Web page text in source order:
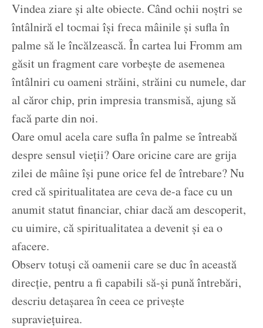
Vindea ziare și alte obiecte. Când ochii noștri se
întâlniră el tocmai își freca mâinile și sufla în
palme să le încălzească. În cartea lui Fromm am
găsit un fragment care vorbește de asemenea
întâlniri cu oameni străini, străini cu numele, dar
al căror chip, prin impresia transmisă, ajung să
facă parte din noi.
Oare omul acela care sufla în palme se întreabă
despre sensul vieții? Oare oricine care are grija
zilei de mâine își pune orice fel de întrebare? Nu
cred că spiritualitatea are ceva de-a face cu un
anumit statut financiar, chiar dacă am descoperit,
cu uimire, că spiritualitatea a devenit și ea o
afacere.
Observ totuși că oamenii care se duc în această
direcție, pentru a fi capabili să-și pună întrebări,
descriu detașarea în ceea ce privește
supraviețuirea.